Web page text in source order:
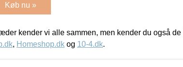
Køb nu »
kender vi alle sammen, men kender du også
, Homeshop.dk og 10-4.dk.